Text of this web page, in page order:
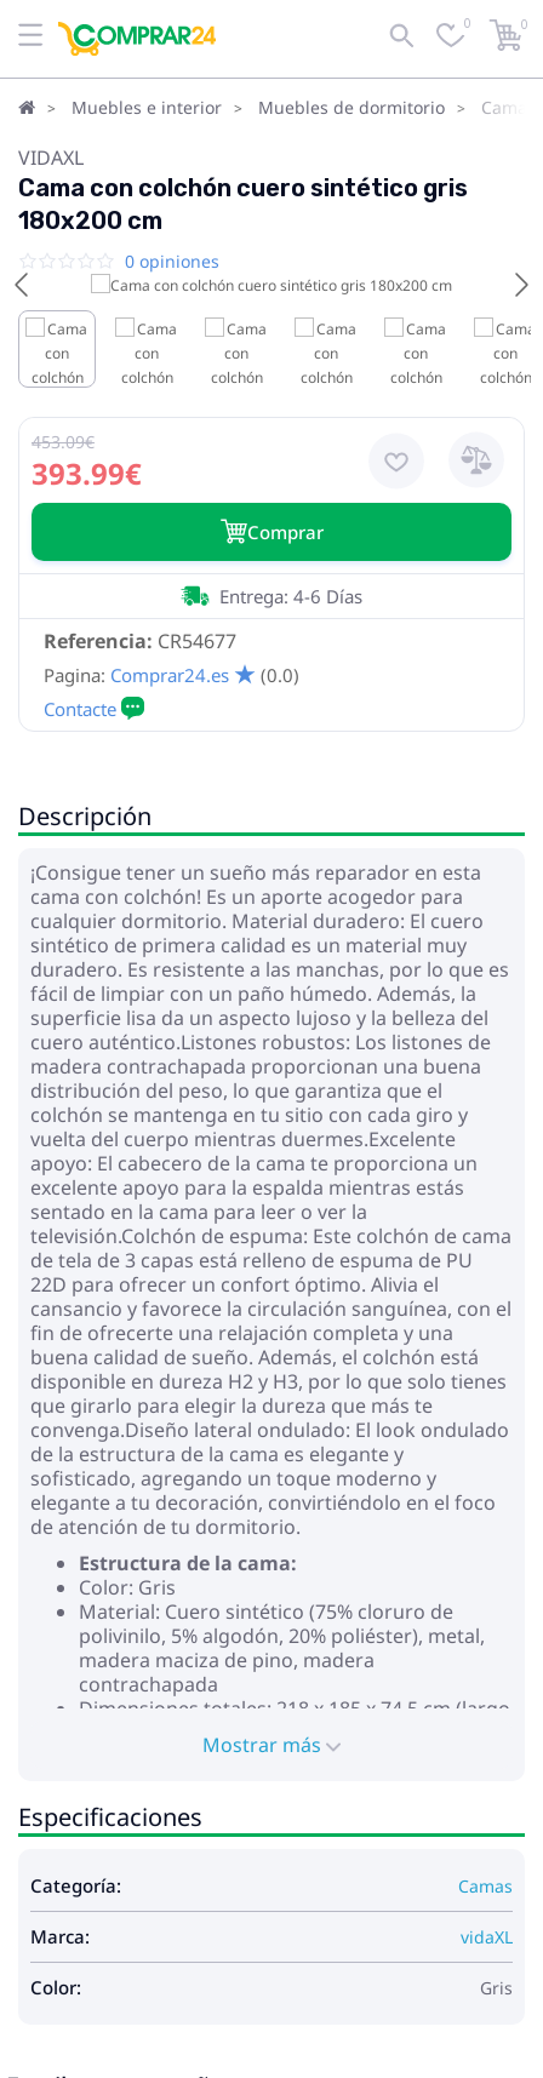
0 0
Muebles e interior Muebles de dormitorio Camas
VIDAXL
Cama con colchón cuero sintético gris
180x200 cm
0 opiniones
393.99€
453.09€
Сomprar
Referencia: CR54677
Entrega: 4-6 Días
Pagina: Comprar24.es (0.0)
Descripción
¡Consigue tener un sueño más reparador en esta
cama con colchón! Es un aporte acogedor para
cualquier dormitorio. Material duradero: El cuero
sintético de primera calidad es un material muy
duradero. Es resistente a las manchas, por lo que es
fácil de limpiar con un paño húmedo. Además, la
superficie lisa da un aspecto lujoso y la belleza del
cuero auténtico.Listones robustos: Los listones de
madera contrachapada proporcionan una buena
distribución del peso, lo que garantiza que el
colchón se mantenga en tu sitio con cada giro y
vuelta del cuerpo mientras duermes.Excelente
apoyo: El cabecero de la cama te proporciona un
excelente apoyo para la espalda mientras estás
sentado en la cama para leer o ver la
televisión.Colchón de espuma: Este colchón de cama
de tela de 3 capas está relleno de espuma de PU
22D para ofrecer un confort óptimo. Alivia el
cansancio y favorece la circulación sanguínea, con el
fin de ofrecerte una relajación completa y una
buena calidad de sueño. Además, el colchón está
disponible en dureza H2 y H3, por lo que solo tienes
que girarlo para elegir la dureza que más te
convenga.Diseño lateral ondulado: El look ondulado
de la estructura de la cama es elegante y
sofisticado, agregando un toque moderno y
elegante a tu decoración, convirtiéndolo en el foco
de atención de tu dormitorio.
Estructura de la cama:
Color: Gris
Material: Cuero sintético (75% cloruro de
polivinilo, 5% algodón, 20% poliéster), metal,
madera maciza de pino, madera
contrachapada
Dimensiones totales: 218 x 185 x 74,5 cm (largo
x ancho x alto)
Colchón de espuma:
Material de la funda: Tejido de punto
Material de relleno: Espuma de PU 22D
Dimensiones totales: 180 x 200 x 17 cm (ancho
x largo x grosor)
Requiere montaje: Sí
La entrega contiene:
1 x Colchón de espuma.
Mostrar más
Especificaciones
Categoría: Camas
Marca: vidaXL
Color: Gris